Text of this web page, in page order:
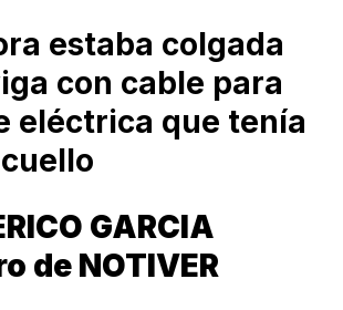
estaba colgada
con cable para
eléctrica que tenía
GARCIA
de NOTIVER